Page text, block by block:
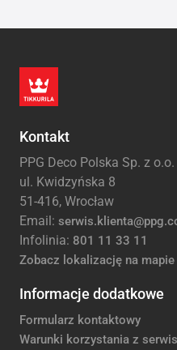
Kontakt
PPG Deco Polska Sp. z o.o.
ul. Kwidzyńska 8
51-416, Wrocław
Email:
Infolinia: 801 11 33 11
Zobacz lokalizację na mapie
Informacje dodatkowe
Formularz kontaktowy
Warunki korzystania z